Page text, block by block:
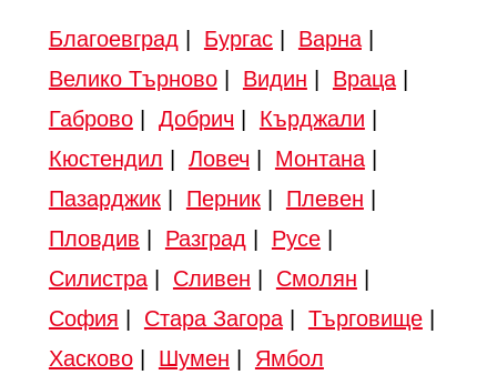
Благоевград Бургас| Варна|
Велико Търново| Видин Враца|
Габрово| Добрич Кърджали
Кюстендил
Ловеч Монтана|
Пазарджик| Перник| Плевен
Пловдив
Разград Русе|
Силистра| Сливен Смолян
София
Стара Загора| Търговище|
Хасково| Шумен Ямбол